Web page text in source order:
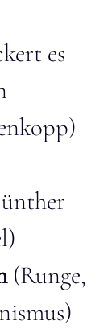
es
(Runge,